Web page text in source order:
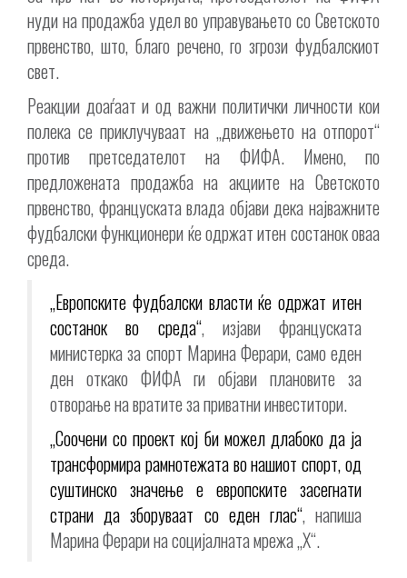
нуди на продажба удел во управувањето со Светското
првенство, што, благо речено, го згрози фудбалскиот
свет.
Реакции доаѓаат и од важни политички личности кои
полека се приклучуваат на „движењето на отпорот“
против претседателот на ФИФА. Имено, по
предложената продажба на акциите на Светското
првенство, француската влада објави дека најважните
фудбалски функционери ќе одржат итен состанок оваа
среда.
„Европските фудбалски власти ќе одржат итен
состанок во среда“, изјави француската
министерка за спорт Марина Ферари, само еден
ден откако ФИФА ги објави плановите за
отворање на вратите за приватни инвеститори.
„Соочени со проект кој би можел длабоко да ја
трансформира рамнотежата во нашиот спорт, од
суштинско значење е европските засегнати
страни да зборуваат со еден глас“, напиша
Марина Ферари на социјалната мрежа „X“.